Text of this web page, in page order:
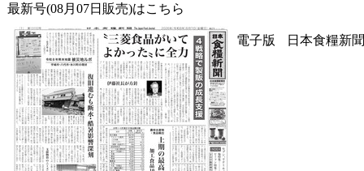
最新号(08月07日販売)はこちら
電子版 日本食糧新